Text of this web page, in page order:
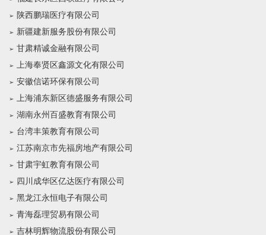
陕西鹏瑞医疗有限公司
新疆建新服务股份有限公司
甘肃精诚金融有限公司
上海奉贤区鑫源文化有限公司
安徽信诺环保有限公司
上海浦东新区德盛服务有限公司
湖南永州百盛教育有限公司
台湾丰策教育有限公司
江苏南京市先福房地产有限公司
甘肃宇虹教育有限公司
四川成华区亿达医疗有限公司
黑龙江永恒电子有限公司
青海磊理贸易有限公司
吉林明辉物流股份有限公司